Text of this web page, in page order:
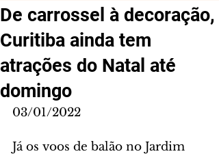
De carrossel à decoração,
Curitiba ainda tem
atrações do Natal até
domingo
03/01/2022
Já os voos de balão no Jardim